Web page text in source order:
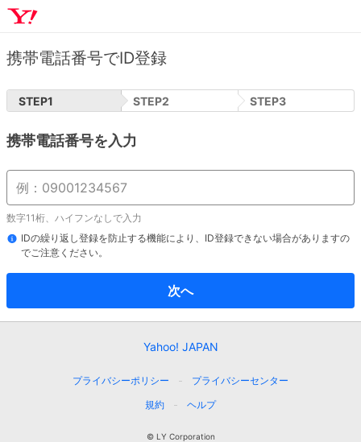
携帯電話番号でID登録
STEP1 STEP2 STEP3
携帯電話番号を入力
数字11桁、ハイフンなしで入力
IDの繰り返し登録を防止する機能により、ID登録できない場合がありますの
でご注意ください。
次へ
Yahoo! JAPAN
プライバシーポリシー
プライバシーセンター
規約
ヘルプ
© LY Corporation